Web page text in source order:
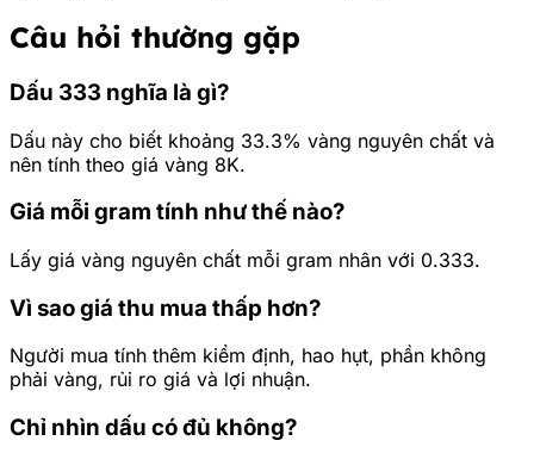
Câu hỏi thường gặp
Dấu 333 nghĩa là gì?
Dấu này cho biết khoảng 33.3% vàng nguyên chất và
nên tính theo giá vàng 8K.
Giá mỗi gram tính như thế nào?
Lấy giá vàng nguyên chất mỗi gram nhân với 0.333.
Vì sao giá thu mua thấp hơn?
Người mua tính thêm kiểm định, hao hụt, phần không
phải vàng, rủi ro giá và lợi nhuận.
Chỉ nhìn dấu có đủ không?